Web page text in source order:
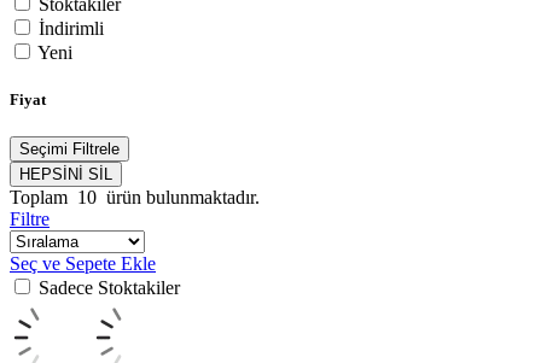
İndirimli
Yeni
Fiyat
Seçimi Filtrele
HEPSİNİ SİL
Toplam 10 ürün bulunmaktadır.
Filtre
Seç ve Sepete Ekle
Sadece Stoktakiler